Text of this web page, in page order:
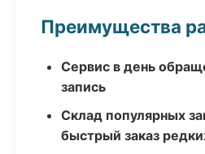
Преимущества
Сервис в день
запись
Склад популярных
быстрый заказ